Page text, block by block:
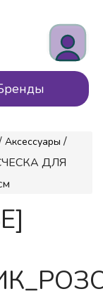
Аксессуары /
ДЛЯ